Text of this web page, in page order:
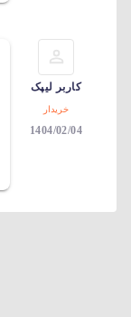
کاربر لیپک
خریدار
1404/02/04